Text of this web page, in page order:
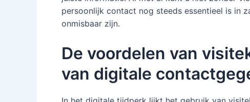
persoonlijk contact nog steeds essentieel is in
onmisbaar zijn.
De voordelen van
van digitale